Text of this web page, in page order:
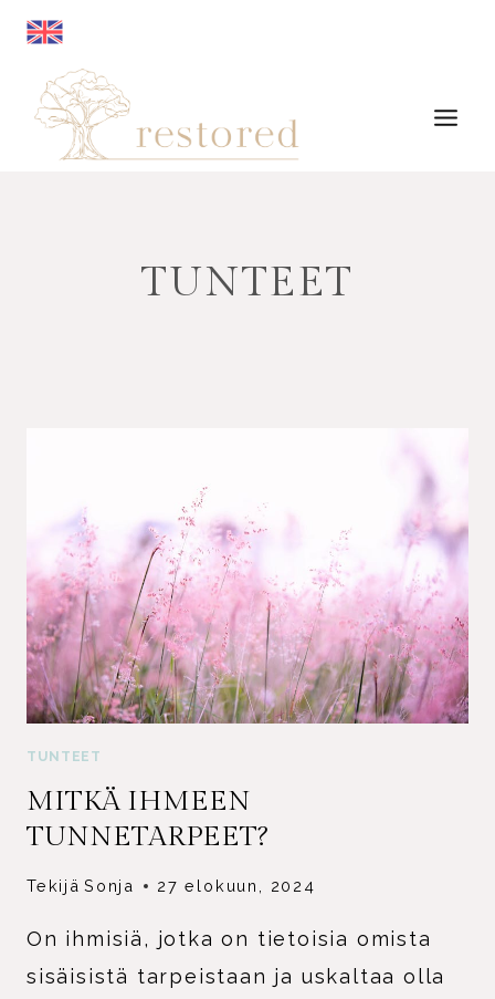
Siirry
TUNTEET
TUNTEET
MITKÄ IHMEEN
TUNNETARPEET?
Tekijä Sonja 27 elokuun, 2024
On ihmisiä, jotka on tietoisia omista
sisäisistä tarpeistaan ja uskaltaa olla